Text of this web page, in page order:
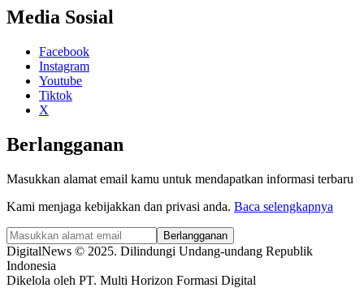
Media Sosial
Facebook
Instagram
Youtube
Tiktok
X
Berlangganan
Masukkan alamat email kamu untuk mendapatkan informasi terbaru
Kami menjaga kebijakkan dan privasi anda. Baca selengkapnya
Berlangganan
DigitalNews © 2025. Dilindungi Undang-undang Republik
Indonesia
Dikelola oleh PT. Multi Horizon Formasi Digital